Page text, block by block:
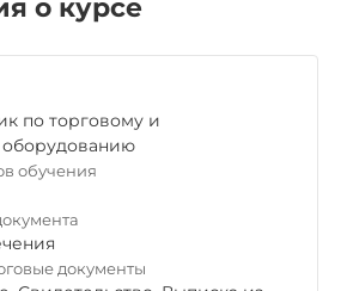
о курсе
по торговому и
обучения
документы